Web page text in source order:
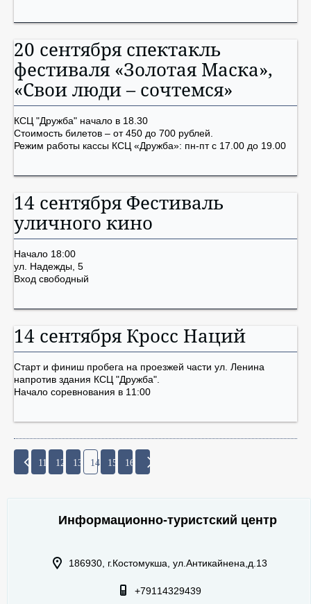
20 сентября спектакль
фестиваля «Золотая Маска»,
«Свои люди – сочтемся»
КСЦ "Дружба" начало в 18.30
Стоимость билетов – от 450 до 700 рублей.
Режим работы кассы КСЦ «Дружба»: пн-пт с 17.00 до 19.00
14 сентября Фестиваль
уличного кино
Начало 18:00
ул. Надежды, 5
Вход свободный
14 сентября Кросс Наций
Старт и финиш пробега на проезжей части ул. Ленина
напротив здания КСЦ "Дружба".
Начало соревнования в 11:00
11 12 13 14 15 16
Информационно-туристский центр
186930, г.Костомукша, ул.Антикайнена,д.13
+79114329439